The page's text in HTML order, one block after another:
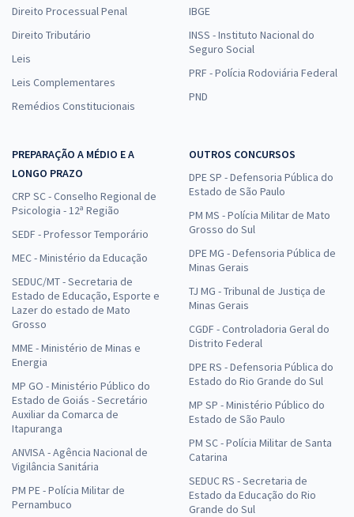
Direito Processual Penal
Direito Tributário
Leis
Leis Complementares
Remédios Constitucionais
IBGE
INSS - Instituto Nacional do
Seguro Social
PRF - Polícia Rodoviária Federal
PND
PREPARAÇÃO A MÉDIO E A
LONGO PRAZO
CRP SC - Conselho Regional de
Psicologia - 12ª Região
SEDF - Professor Temporário
MEC - Ministério da Educação
SEDUC/MT - Secretaria de
Estado de Educação, Esporte e
Lazer do estado de Mato
Grosso
MME - Ministério de Minas e
Energia
MP GO - Ministério Público do
Estado de Goiás - Secretário
Auxiliar da Comarca de
Itapuranga
ANVISA - Agência Nacional de
Vigilância Sanitária
PM PE - Polícia Militar de
Pernambuco
OUTROS CONCURSOS
DPE SP - Defensoria Pública do
Estado de São Paulo
PM MS - Polícia Militar de Mato
Grosso do Sul
DPE MG - Defensoria Pública de
Minas Gerais
TJ MG - Tribunal de Justiça de
Minas Gerais
CGDF - Controladoria Geral do
Distrito Federal
DPE RS - Defensoria Pública do
Estado do Rio Grande do Sul
MP SP - Ministério Público do
Estado de São Paulo
PM SC - Polícia Militar de Santa
Catarina
SEDUC RS - Secretaria de
Estado da Educação do Rio
Grande do Sul